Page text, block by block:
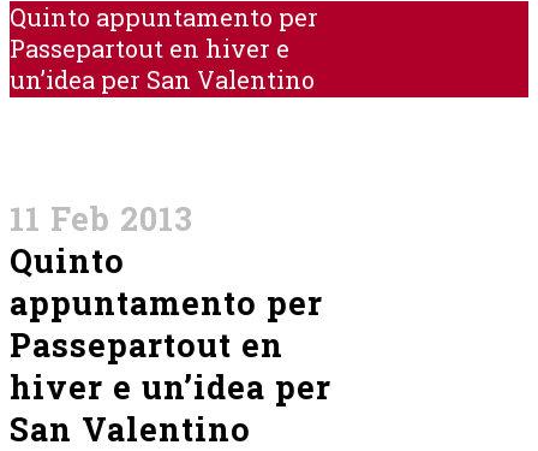
Quinto appuntamento per
Passepartout en hiver e
un’idea per San Valentino
11 Feb 2013
Quinto
appuntamento per
Passepartout en
hiver e un’idea per
San Valentino